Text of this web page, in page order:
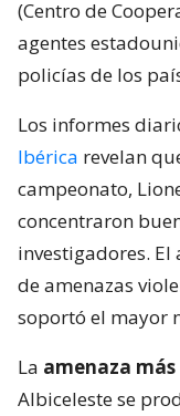
(Centro de
agentes
policías de los
Los informes
Ibérica revelan
campeonato,
concentraron
investigadores.
de amenazas
soportó el mayor
La amenaza
Albiceleste se